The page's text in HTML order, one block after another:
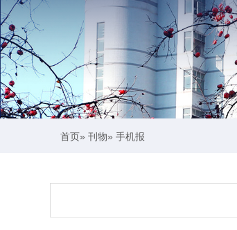
首页» 刊物» 手机报